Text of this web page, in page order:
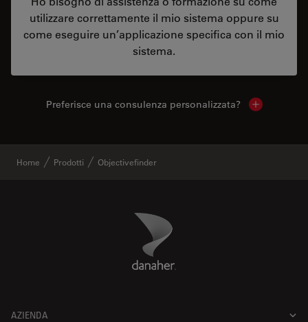
utilizzare correttamente il mio sistema oppure su
come eseguire un’applicazione specifica con il mio
sistema.
Preferisce una consulenza personalizzata? Show local
Home Prodotti Objectivefinder
Danaher Logo
AZIENDA